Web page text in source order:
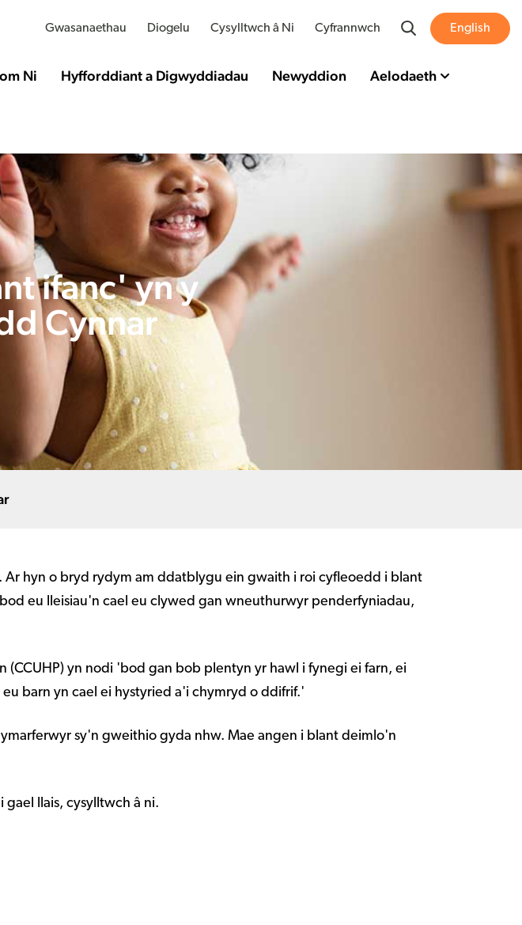
Gwasanaethau Diogelu Cysylltwch â Ni Cyfrannwch SearchEnglish
Ni Hyfforddiant a Digwyddiadau Newyddion Aelodaeth
ifanc' yn y
Cynnar
hyn o bryd rydym am ddatblygu ein gwaith i roi cyfleoedd i blant
eu lleisiau'n cael eu clywed gan wneuthurwyr penderfyniadau,
yn nodi 'bod gan bob plentyn yr hawl i fynegi ei farn, ei
barn yn cael ei hystyried a'i chymryd o ddifrif.'
sy'n gweithio gyda nhw. Mae angen i blant deimlo'n
llais, cysylltwch â ni.